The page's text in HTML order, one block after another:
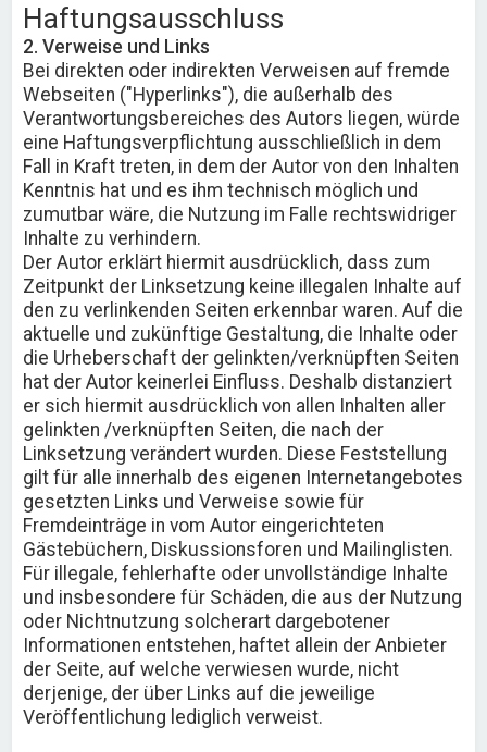
Haftungsausschluss
2. Verweise und Links
Bei direkten oder indirekten Verweisen auf fremde
Webseiten ("Hyperlinks"), die außerhalb des
Verantwortungsbereiches des Autors liegen, würde
eine Haftungsverpflichtung ausschließlich in dem
Fall in Kraft treten, in dem der Autor von den Inhalten
Kenntnis hat und es ihm technisch möglich und
zumutbar wäre, die Nutzung im Falle rechtswidriger
Inhalte zu verhindern.
Der Autor erklärt hiermit ausdrücklich, dass zum
Zeitpunkt der Linksetzung keine illegalen Inhalte auf
den zu verlinkenden Seiten erkennbar waren. Auf die
aktuelle und zukünftige Gestaltung, die Inhalte oder
die Urheberschaft der gelinkten/verknüpften Seiten
hat der Autor keinerlei Einfluss. Deshalb distanziert
er sich hiermit ausdrücklich von allen Inhalten aller
gelinkten /verknüpften Seiten, die nach der
Linksetzung verändert wurden. Diese Feststellung
gilt für alle innerhalb des eigenen Internetangebotes
gesetzten Links und Verweise sowie für
Fremdeinträge in vom Autor eingerichteten
Gästebüchern, Diskussionsforen und Mailinglisten.
Für illegale, fehlerhafte oder unvollständige Inhalte
und insbesondere für Schäden, die aus der Nutzung
oder Nichtnutzung solcherart dargebotener
Informationen entstehen, haftet allein der Anbieter
der Seite, auf welche verwiesen wurde, nicht
derjenige, der über Links auf die jeweilige
Veröffentlichung lediglich verweist.